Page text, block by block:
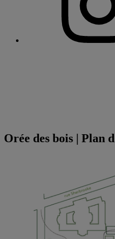
Orée des bois | Plan